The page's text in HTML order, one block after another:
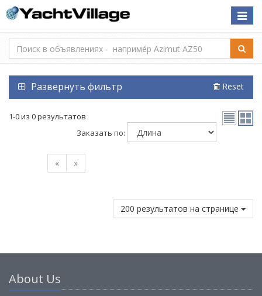
Toggle
Развернуть фильтр Reset
1-0 из 0 результатов
Заказать по:
« »
200 результатов на странице
About Us